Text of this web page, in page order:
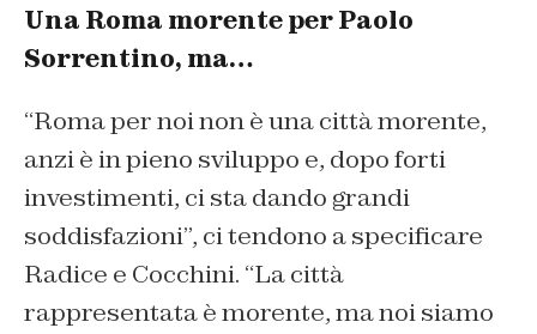
Una Roma morente per Paolo
Sorrentino, ma…
“Roma per noi non è una città morente,
anzi è in pieno sviluppo e, dopo forti
investimenti, ci sta dando grandi
soddisfazioni”, ci tendono a specificare
Radice e Cocchini. “La città
rappresentata è morente, ma noi siamo